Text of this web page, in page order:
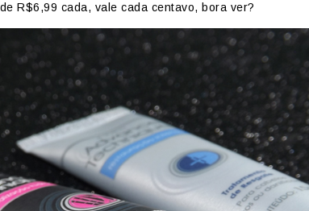
R$6,99 cada, vale cada centavo, bora ver?